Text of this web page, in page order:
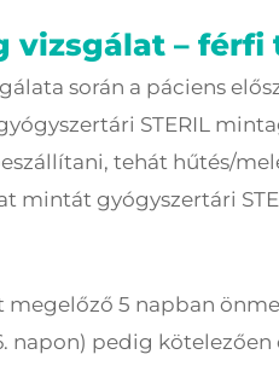
vizsgálat –
során a páciens
STERIL
tehát hűtés/
mintát gyógyszertári
megelőző 5 napban
napon) pedig kötelezően